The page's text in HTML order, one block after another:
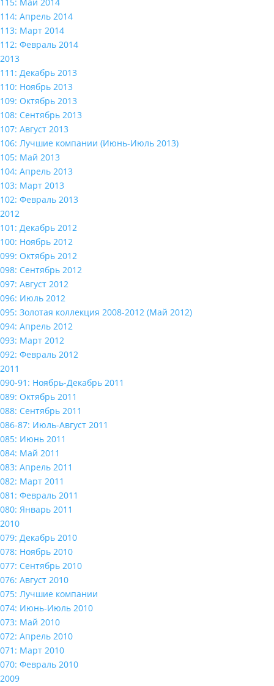
114: Апрель 2014
113: Март 2014
112: Февраль 2014
2013
111: Декабрь 2013
110: Ноябрь 2013
109: Октябрь 2013
108: Сентябрь 2013
107: Август 2013
106: Лучшие компании (Июнь-Июль 2013)
105: Май 2013
104: Апрель 2013
103: Март 2013
102: Февраль 2013
2012
101: Декабрь 2012
100: Ноябрь 2012
099: Октябрь 2012
098: Сентябрь 2012
097: Август 2012
096: Июль 2012
095: Золотая коллекция 2008-2012 (Май 2012)
094: Апрель 2012
093: Март 2012
092: Февраль 2012
2011
090-91: Ноябрь-Декабрь 2011
089: Октябрь 2011
088: Сентябрь 2011
086-87: Июль-Август 2011
085: Июнь 2011
084: Май 2011
083: Апрель 2011
082: Март 2011
081: Февраль 2011
080: Январь 2011
2010
079: Декабрь 2010
078: Ноябрь 2010
077: Сентябрь 2010
076: Август 2010
075: Лучшие компании
074: Июнь-Июль 2010
073: Май 2010
072: Апрель 2010
071: Март 2010
070: Февраль 2010
2009